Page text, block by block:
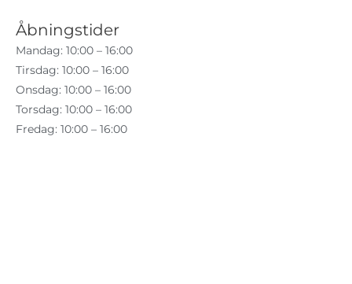
Åbningstider
Mandag: 10:00 – 16:00
Tirsdag: 10:00 – 16:00
Onsdag: 10:00 – 16:00
Torsdag: 10:00 – 16:00
Fredag: 10:00 – 16:00